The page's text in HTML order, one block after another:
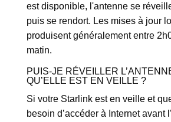
est disponible, l'antenne se
puis se rendort. Les mises à jour
produisent généralement entre
matin.
PUIS-JE RÉVEILLER
QU’ELLE EST EN VEILLE ?
Si votre Starlink est en veille et
besoin d’accéder à Internet avant